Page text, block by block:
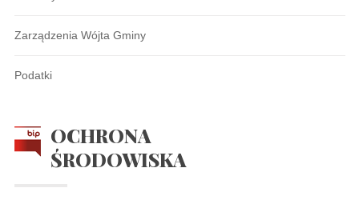
Zarządzenia Wójta Gminy
Podatki
OCHRONA
ŚRODOWISKA